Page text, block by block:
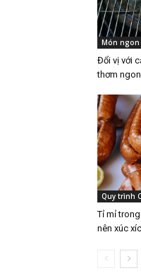
Món ngon
Đổi vị với
thơm
Quy trình
Tỉ mỉ
nên xúc